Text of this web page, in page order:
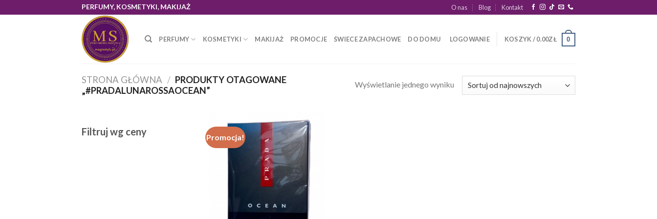
to
PERFUMY, KOSMETYKI, MAKIJAŻ O nas Blog Kontakt
PERFUMY KOSMETYKI MAKIJAŻ PROMOCJE ŚWIECE ZAPACHOWE DO DOMU LOGOWANIE KOSZYK /0.00ZŁ 0
STRONA GŁÓWNA / PRODUKTY OTAGOWANE
„#PRADALUNAROSSAOCEAN”
Wyświetlanie jednego wyniku
Filtruj wg ceny Promocja!